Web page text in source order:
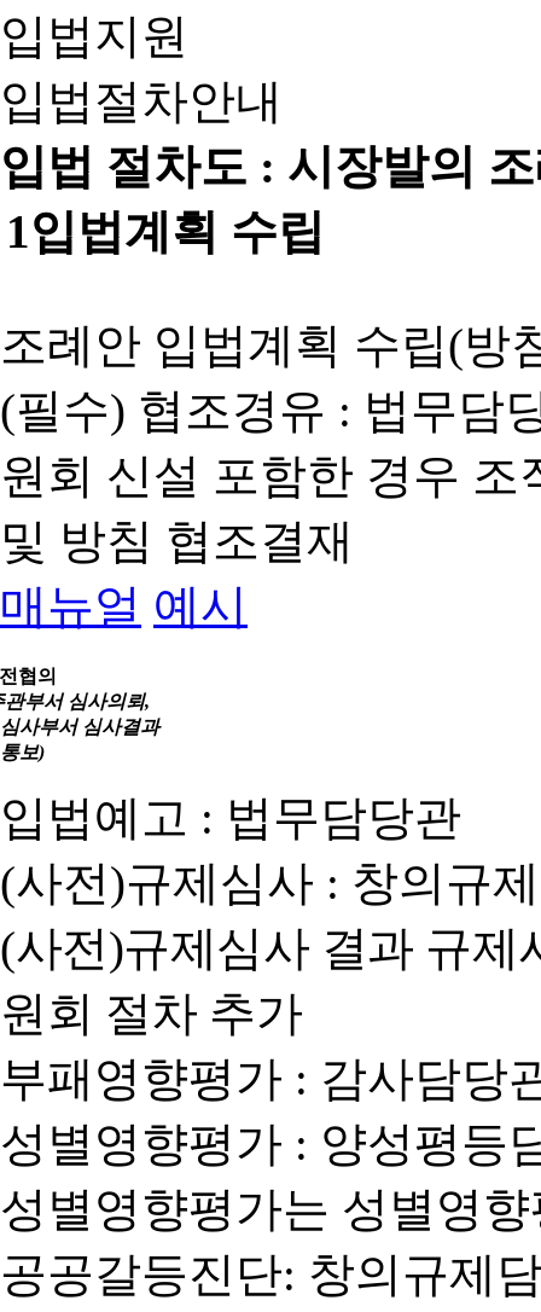
입법지원
입법절차안내
입법 절차도 : 시장발의
1입법계획 수립
조례안 입법계획 수립(방
(필수) 협조경유 : 법무담
원회 신설 포함한 경우
및 방침 협조결재
매뉴얼 예시
협의
관부서 심사의뢰,
심사부서 심사결과
통보)
입법예고 : 법무담당관
(사전)규제심사 : 창의규
(사전)규제심사 결과 규
원회 절차 추가
부패영향평가 : 감사담당
성별영향평가 : 양성평등
성별영향평가는 성별영
공공갈등진단: 창의규제